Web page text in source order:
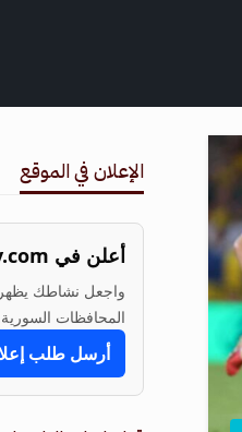
الإعلان في الموقع
أعلن في Qamishly.com
واجعل نشاطك
المحافظات
أرسل طلب